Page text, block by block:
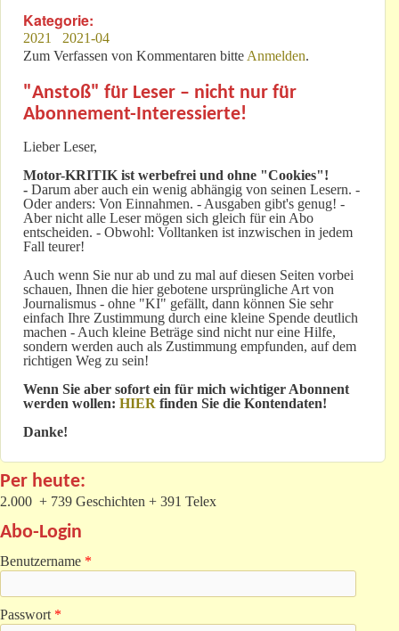
Kategorie:
2021
2021-04
Zum Verfassen von Kommentaren bitte Anmelden.
"Anstoß" für Leser – nicht nur für
Abonnement-Interessierte!
Lieber Leser,
Motor-KRITIK ist werbefrei und ohne "Cookies"!
- Darum aber auch ein wenig abhängig von seinen Lesern. -
Oder anders: Von Einnahmen. - Ausgaben gibt's genug! -
Aber nicht alle Leser mögen sich gleich für ein Abo
entscheiden. - Obwohl: Volltanken ist inzwischen in jedem
Fall teurer!
Auch wenn Sie nur ab und zu mal auf diesen Seiten vorbei
schauen, Ihnen die hier gebotene ursprüngliche Art von
Journalismus - ohne "KI" gefällt, dann können Sie sehr
einfach Ihre Zustimmung durch eine kleine Spende deutlich
machen - Auch kleine Beträge sind nicht nur eine Hilfe,
sondern werden auch als Zustimmung empfunden, auf dem
richtigen Weg zu sein!
Wenn Sie aber sofort ein für mich wichtiger Abonnent
werden wollen: HIER finden Sie die Kontendaten!
Danke!
Per heute:
2.000 + 739 Geschichten + 391 Telex
Abo-Login
Benutzername *
Passwort *